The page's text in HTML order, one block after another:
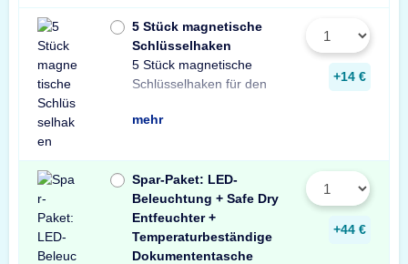
5 Stück magnetische
Schlüsselhaken
5 Stück magnetische
Schlüsselhaken für den
Innenraum Ihres Tresors.
Die einfache, praktische
und sichere Lösung zur
Aufbewahrung von
Schlüsseln in Ihrem
mehr
+14 €
Spar-Paket: LED-
Beleuchtung + Safe Dry
Entfeuchter +
Temperaturbeständige
Dokumententasche
+44 €